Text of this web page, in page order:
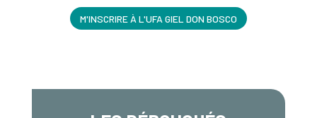
M'INSCRIRE À L'UFA GIEL DON BOSCO